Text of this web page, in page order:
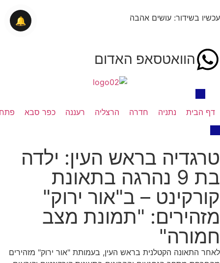
עכשיו בשידור: עושים אהבה
הוואטסאפ האדום
דף הבית נתניה חדרה הרצליה רעננה כפר סבא
טרגדיה בראש העין: ילדה
בת 9 נהרגה בתאונת
קורקינט – ב"אור ירוק"
מזהירים: "תמונת מצב
חמורה"
לאחר התאונה הקטלנית בראש העין, בעמותת "אור ירוק" מזהירים
🔔